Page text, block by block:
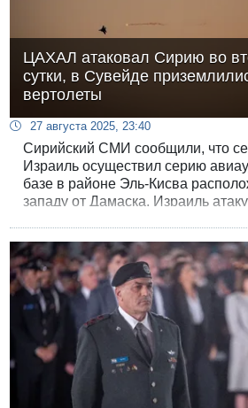
ЦАХАЛ атаковал Сирию во
сутки, в Сувейде
вертолеты
27 августа 2025, 23:40
Сирийский СМИ сообщили, что
Израиль осуществил серию
базе в районе Эль-Кисва
западу от Дамаска. Израиль